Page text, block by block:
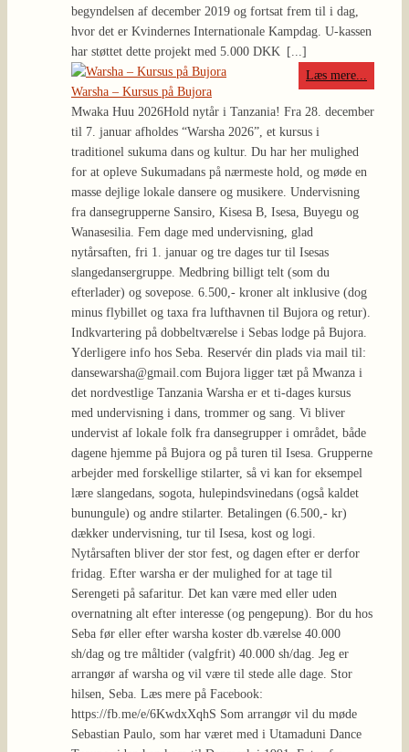
begyndelsen af december 2019 og fortsat frem til i dag,
hvor det er Kvindernes Internationale Kampdag. U-kassen
har støttet dette projekt med 5.000 DKK
[...]
Læs mere...
Warsha – Kursus på Bujora
Mwaka Huu 2026Hold nytår i Tanzania! Fra 28. december
til 7. januar afholdes “Warsha 2026”, et kursus i
traditionel sukuma dans og kultur. Du har her mulighed
for at opleve Sukumadans på nærmeste hold, og møde en
masse dejlige lokale dansere og musikere. Undervisning
fra dansegrupperne Sansiro, Kisesa B, Isesa, Buyegu og
Wanasesilia. Fem dage med undervisning, glad
nytårsaften, fri 1. januar og tre dages tur til Isesas
slangedansergruppe. Medbring billigt telt (som du
efterlader) og sovepose. 6.500,- kroner alt inklusive (dog
minus flybillet og taxa fra lufthavnen til Bujora og retur).
Indkvartering på dobbeltværelse i Sebas lodge på Bujora.
Yderligere info hos Seba. Reservér din plads via mail til:
dansewarsha@gmail.com Bujora ligger tæt på Mwanza i
det nordvestlige Tanzania Warsha er et ti-dages kursus
med undervisning i dans, trommer og sang. Vi bliver
undervist af lokale folk fra dansegrupper i området, både
dagene hjemme på Bujora og på turen til Isesa. Grupperne
arbejder med forskellige stilarter, så vi kan for eksempel
lære slangedans, sogota, hulepindsvinedans (også kaldet
bunungule) og andre stilarter. Betalingen (6.500,- kr)
dækker undervisning, tur til Isesa, kost og logi.
Nytårsaften bliver der stor fest, og dagen efter er derfor
fridag. Efter warsha er der mulighed for at tage til
Serengeti på safaritur. Det kan være med eller uden
overnatning alt efter interesse (og pengepung). Bor du hos
Seba før eller efter warsha koster db.værelse 40.000
sh/dag og tre måltider (valgfrit) 40.000 sh/dag. Jeg er
arrangør af warsha og vil være til stede alle dage. Stor
hilsen, Seba. Læs mere på Facebook:
https://fb.me/e/6KwdxXqhS Som arrangør vil du møde
Sebastian Paulo, som har været med i Utamaduni Dance